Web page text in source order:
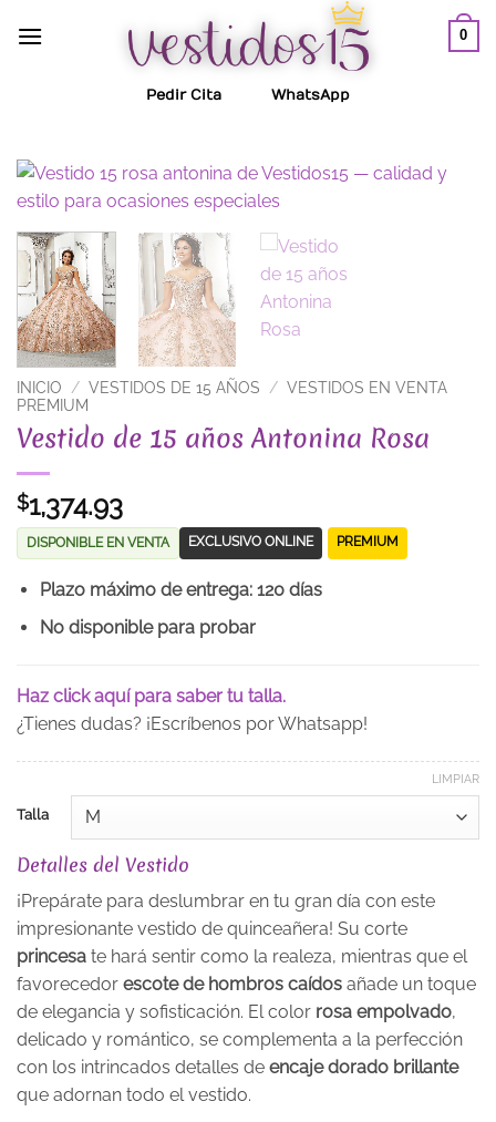
0
Pedir Cita WhatsApp
INICIO / VESTIDOS DE 15 AÑOS / VESTIDOS EN VENTA
PREMIUM
Vestido de 15 años Antonina Rosa
$1,374.93
DISPONIBLE EN VENTA EXCLUSIVO ONLINE PREMIUM
Plazo máximo de entrega: 120 días
No disponible para probar
Haz click aquí para saber tu talla.
¿Tienes dudas? ¡Escríbenos por Whatsapp!
Talla
LIMPIAR
Detalles del Vestido
¡Prepárate para deslumbrar en tu gran día con este
impresionante vestido de quinceañera! Su corte
princesa te hará sentir como la realeza, mientras que el
favorecedor escote de hombros caídos añade un toque
de elegancia y sofisticación. El color rosa empolvado,
delicado y romántico, se complementa a la perfección
con los intrincados detalles de encaje dorado brillante
que adornan todo el vestido.